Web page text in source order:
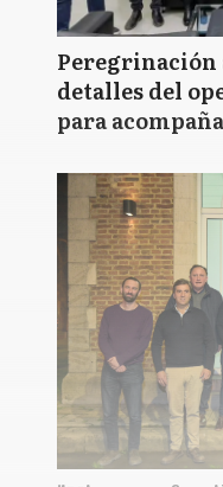
Peregrinación
detalles del
para